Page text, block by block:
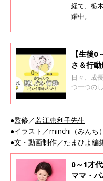
経て、栃
躍中。
【生後
さ＆行
日々、成
つ一つの
うして？
いようで
動を集め
生にお聞
●監修／若江恵利子先生
●イラスト／minchi（みんち）
●文・動画制作／たまひよ編
0～1才
ママ・